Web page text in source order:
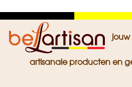
artisanale producten en